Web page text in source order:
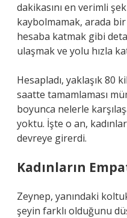
dakikasını en verimli
kaybolmamak, arada
hesaba katmak gibi
ulaşmak ve yolu hızla
Hesapladı, yaklaşık 80
saatte tamamlaması
boyunca nelerle
yoktu. İşte o an,
devreye girerdi.
Kadınların
Zeynep, yanındaki
şeyin farklı olduğunu